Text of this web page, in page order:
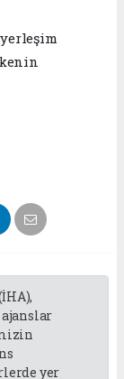
ajanslar
yer